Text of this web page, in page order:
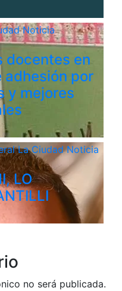
Noticia
docentes en
adhesión por
y mejores
La CiudadNoticia
LO
no será publicada.